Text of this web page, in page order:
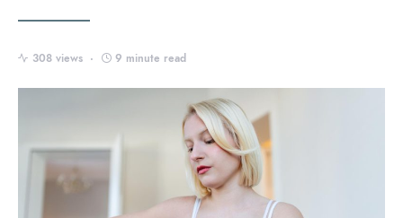
308 views 9 minute read